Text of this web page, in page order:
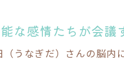
能な感情たちが会
うなぎだ）さんの脳内